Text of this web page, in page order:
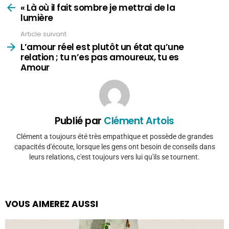
plus « Là où il fait sombre je mettrai de la
lumière
Article suivant
L’amour réel est plutôt un état qu’une
relation ; tu n’es pas amoureux, tu es
Amour
Publié par Clément Artois
Clément a toujours été très empathique et possède de grandes
capacités d'écoute, lorsque les gens ont besoin de conseils dans
leurs relations, c'est toujours vers lui qu'ils se tournent.
VOUS AIMEREZ AUSSI